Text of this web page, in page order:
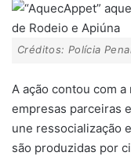
Créditos: Polícia
A ação contou com
empresas parceiras
une ressocialização
são produzidas por